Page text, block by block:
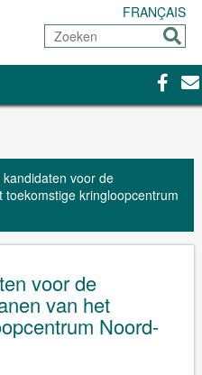
FRANÇAIS
Zoeken
Sturen
voor de
kringloopcentrum
voor de
van het
Noord-